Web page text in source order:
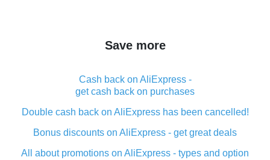
Save more
Cash back on AliExpress -
get cash back on purchases
Double cash back on AliExpress has been cancelled!
Bonus discounts on AliExpress - get great deals
All about promotions on AliExpress - types and option